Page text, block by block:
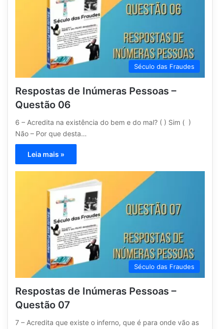
Século das Fraudes
Respostas de Inúmeras Pessoas –
Questão 06
6 – Acredita na existência do bem e do mal? ( ) Sim ( )
Não – Por que desta…
Leia mais »
Século das Fraudes
Respostas de Inúmeras Pessoas –
Questão 07
7 – Acredita que existe o inferno, que é para onde vão as